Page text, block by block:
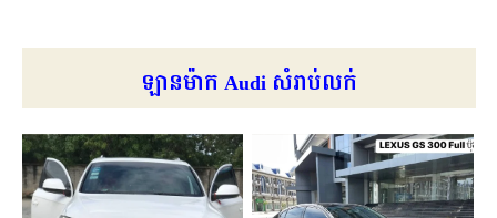
ឡានម៉ាក Audi សំរាប់លក់